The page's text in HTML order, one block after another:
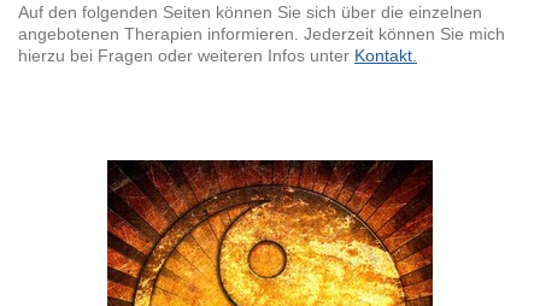
Auf den folgenden Seiten können Sie sich über die einzelnen
angebotenen Therapien informieren. Jederzeit können Sie mich
hierzu bei Fragen oder weiteren Infos unter Kontakt.